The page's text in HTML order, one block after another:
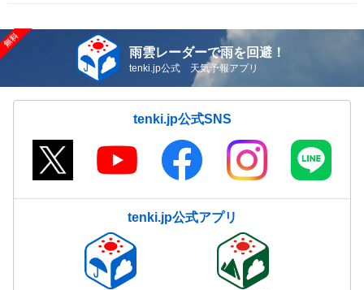
雨雲レーダーで雨を回避！
tenki.jp公式 天気予報アプリ
tenki.jp公式SNS
tenki.jp公式アプリ